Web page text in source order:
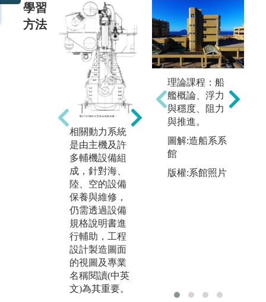
學習
方法
相關動力系統
是由主機及許
多輔機設備組
成，針對海、
陸、空的設備
保養與維修，
仍需透過設備
規格說明書進
行輔助，工程
設計製造圖面
的視圖及專業
名稱閱讀(中英
文)為其重要。
3D設計、CAE
模擬分析、CF
D模擬分析軟
體運用:現今
海、陸、空的
析。
理論課程：船
艦概論、浮力
與穩度、阻力
與推進。
圖解:造船系系
館
版權:系館照片